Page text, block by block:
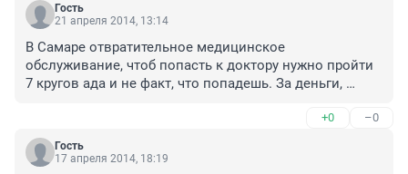
Гость
21 апреля 2014, 13:14
В Самаре отвратительное медицинское
обслуживание, чтоб попасть к доктору нужно пройти
7 кругов ада и не факт, что попадешь. За деньги,
большинство) сидят в кабинетах и ждут, что им
деньги за прием будут башлять, а они тебе туфту на
уши вешать. Как обычному человеку не сведущему в
+0 –0
Гость
17 апреля 2014, 18:19